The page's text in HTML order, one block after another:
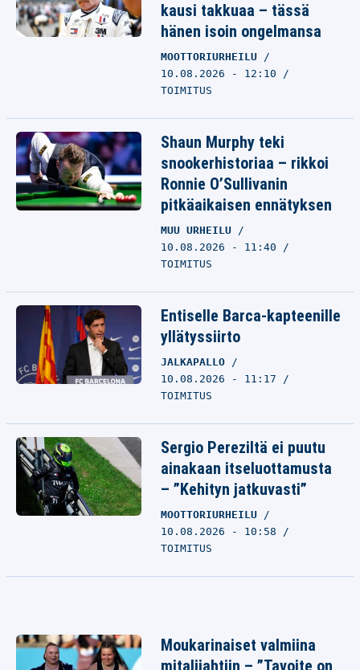
kausi takkuaa – tässä
hänen isoin ongelmansa
MOOTTORIURHEILU
10.08.2026 - 12:10
TOIMITUS
Shaun Murphy teki
snookerhistoriaa – rikkoi
Ronnie O’Sullivanin
pitkäaikaisen ennätyksen
MUU URHEILU
10.08.2026 - 11:40
TOIMITUS
Entiselle Barca-kapteenille
yllätyssiirto
JALKAPALLO
10.08.2026 - 11:17
TOIMITUS
Sergio Pereziltä ei puutu
ainakaan itseluottamusta
– ”Kehityn jatkuvasti”
MOOTTORIURHEILU
10.08.2026 - 10:58
TOIMITUS
Moukarinaiset valmiina
mitalijahtiin – ”Tavoite on